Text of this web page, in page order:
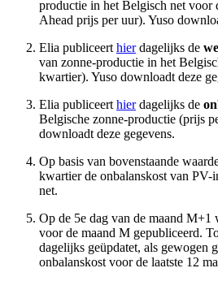
productie in het Belgisch net voor
Ahead prijs per uur). Yuso
Elia publiceert hierdagelijks de
van zonne-productie in het
kwartier). Yuso downloadt deze
Elia publiceert hierdagelijks de
Belgische zonne-productie (prijs
downloadt deze gegevens.
Op basis van bovenstaande
kwartier de onbalanskost van PV-
net.
Op de 5e dag van de maand
voor de maand M gepubliceerd.
dagelijks geüpdatet, als gewogen
onbalanskost voor de laatste 12